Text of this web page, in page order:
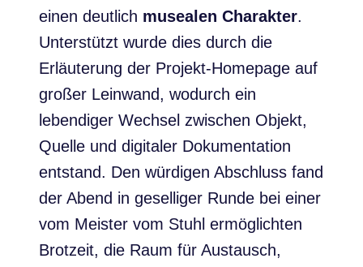
einen deutlich musealen Charakter.
Unterstützt wurde dies durch die
Erläuterung der Projekt-Homepage auf
großer Leinwand, wodurch ein
lebendiger Wechsel zwischen Objekt,
Quelle und digitaler Dokumentation
entstand. Den würdigen Abschluss fand
der Abend in geselliger Runde bei einer
vom Meister vom Stuhl ermöglichten
Brotzeit, die Raum für Austausch,